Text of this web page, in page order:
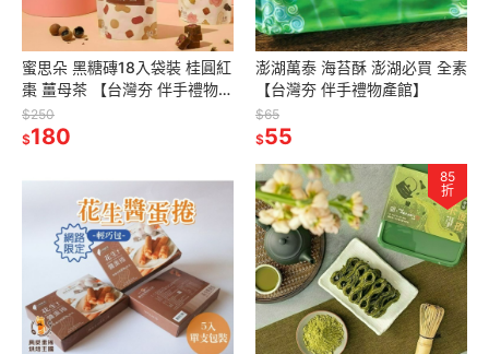
蜜思朵 黑糖磚18入袋裝 桂圓紅
棗 薑母茶 【台灣夯 伴手禮物產
館】
$250
$180
澎湖萬泰 海苔酥 澎湖必買 全素
【台灣夯 伴手禮物產館】
$65
$55
85
折